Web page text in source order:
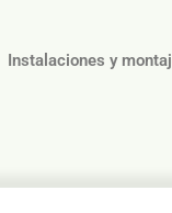
Instalaciones y